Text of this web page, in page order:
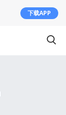
下载APP